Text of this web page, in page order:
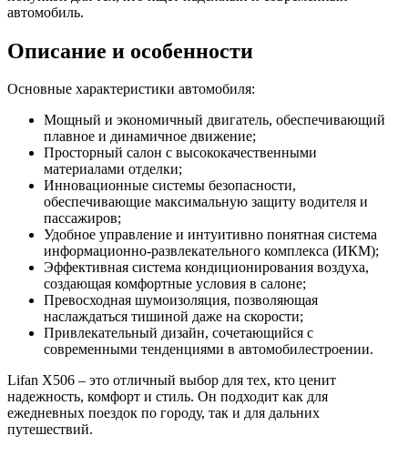
автомобиль.
Описание и особенности
Основные характеристики автомобиля:
Мощный и экономичный двигатель, обеспечивающий
плавное и динамичное движение;
Просторный салон с высококачественными
материалами отделки;
Инновационные системы безопасности,
обеспечивающие максимальную защиту водителя и
пассажиров;
Удобное управление и интуитивно понятная система
информационно-развлекательного комплекса (ИКМ);
Эффективная система кондиционирования воздуха,
создающая комфортные условия в салоне;
Превосходная шумоизоляция, позволяющая
наслаждаться тишиной даже на скорости;
Привлекательный дизайн, сочетающийся с
современными тенденциями в автомобилестроении.
Lifan X506 – это отличный выбор для тех, кто ценит
надежность, комфорт и стиль. Он подходит как для
ежедневных поездок по городу, так и для дальних
путешествий.